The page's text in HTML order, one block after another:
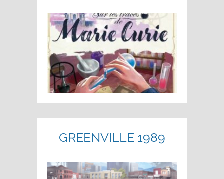
GREENVILLE 1989